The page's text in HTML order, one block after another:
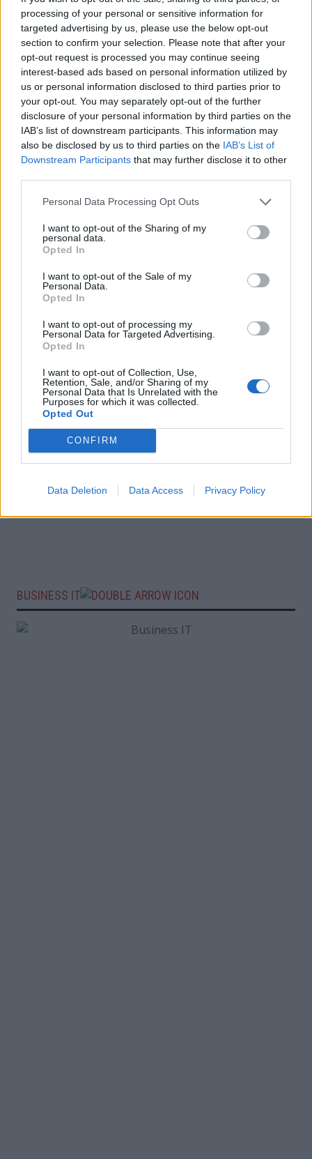
processing of your personal or sensitive information for
targeted advertising by us, please use the below opt-out
section to confirm your selection. Please note that after your
opt-out request is processed you may continue seeing
interest-based ads based on personal information utilized by
us or personal information disclosed to third parties prior to
your opt-out. You may separately opt-out of the further
disclosure of your personal information by third parties on the
IAB’s list of downstream participants. This information may
also be disclosed by us to third parties on the IAB’s List of
Downstream Participants that may further disclose it to other
Personal Data Processing Opt Outs
I want to opt-out of the Sharing of my
personal data.
Opted In
I want to opt-out of the Sale of my
Personal Data.
Opted In
I want to opt-out of processing my
Personal Data for Targeted Advertising.
Opted In
I want to opt-out of Collection, Use,
Retention, Sale, and/or Sharing of my
Personal Data that Is Unrelated with the
Purposes for which it was collected.
Opted Out
CONFIRM
Data Deletion Data Access Privacy Policy
BUSINESS IT